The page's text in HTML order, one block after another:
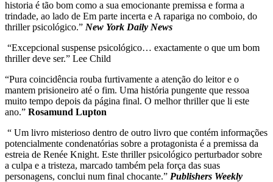
historia é tão bom como a sua emocionante premissa e forma a
trindade, ao lado de Em parte incerta e A rapariga no comboio, do
thriller psicológico.” New York Daily News
“Excepcional suspense psicológico… exactamente o que um bom
thriller deve ser.” Lee Child
“Pura coincidência rouba furtivamente a atenção do leitor e o
mantem prisioneiro até o fim. Uma história pungente que ressoa
muito tempo depois da página final. O melhor thriller que li este
ano.” Rosamund Lupton
“ Um livro misterioso dentro de outro livro que contém informações
potencialmente condenatórias sobre a protagonista é a premissa da
estreia de Renée Knight. Este thriller psicológico perturbador sobre
a culpa e a tristeza, marcado também pela força das suas
personagens, conclui num final chocante.” Publishers Weekly